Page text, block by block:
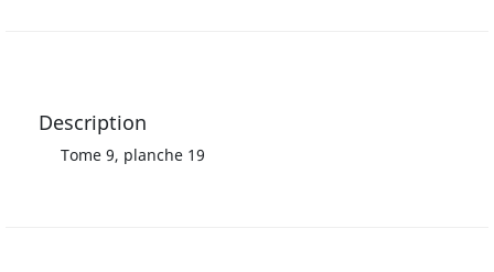
Description
Tome 9, planche 19